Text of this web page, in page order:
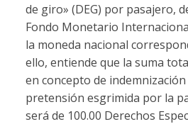
de giro» (DEG) por pasajero,
Fondo Monetario
la moneda nacional
ello, entiende que la suma
en concepto de
pretensión esgrimida por la
será de 100.00 Derechos